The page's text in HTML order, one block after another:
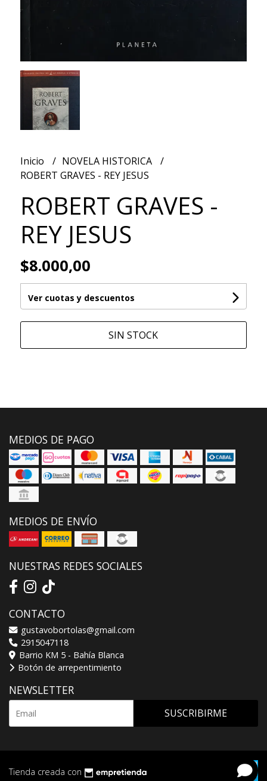
Inicio
NOVELA HISTORICA
ROBERT GRAVES - REY JESUS
ROBERT GRAVES -
REY JESUS
$8.000,00
Ver cuotas y descuentos
SIN STOCK
MEDIOS DE PAGO
MEDIOS DE ENVÍO
NUESTRAS REDES SOCIALES
CONTACTO
gustavobortolas@gmail.com
2915047118
Barrio KM 5 - Bahía Blanca
Botón de arrepentimiento
NEWSLETTER
SUSCRIBIRME
Tienda creada con